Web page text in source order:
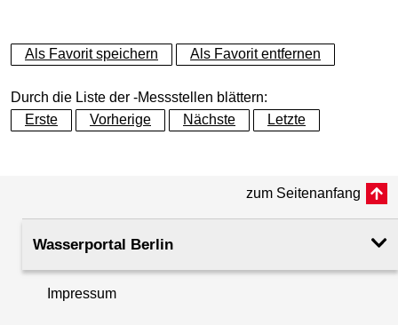
+
−
Als Favorit speichern Als Favorit entfernen
Durch die Liste der -Messstellen blättern:
Erste
Vorherige Nächste Letzte
zum Seitenanfang
Wasserportal Berlin
Impressum